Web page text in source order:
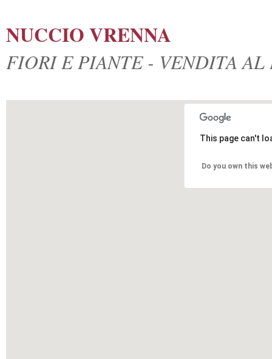
NUCCIO VRENNA
FIORI E PIANTE - VENDITA
This page can't
Do you own this